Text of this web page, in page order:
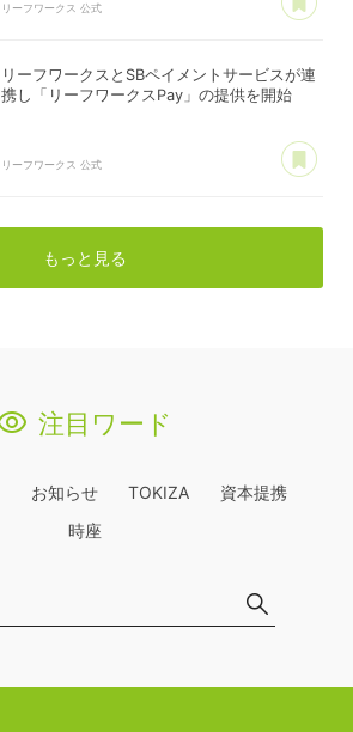
リーフワークス 公式
リーフワークスとSBペイメントサービスが連
携し「リーフワークスPay」の提供を開始
リーフワークス 公式
もっと見る
注目ワード
お知らせ TOKIZA
資本提携
時座